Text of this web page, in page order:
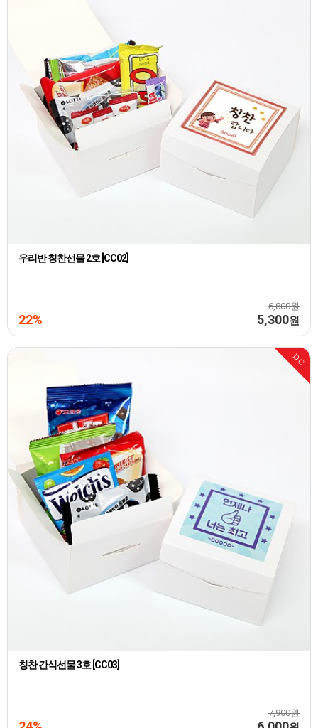
우리반 칭찬선물 2호 [CC02]
6,800원
22% 5,300원
DC
칭찬 간식선물 3호 [CC03]
7,900원